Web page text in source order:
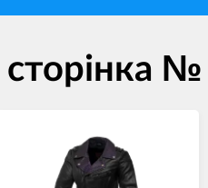
Тримачі смартфону
Моторюкзаки та сумки
Кофри мотоциклетні